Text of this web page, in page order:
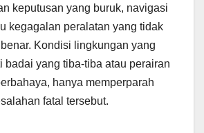
keputusan yang buruk, navigasi
kegagalan peralatan yang tidak
Kondisi lingkungan yang
badai yang tiba-tiba atau perairan
hanya memperparah
fatal tersebut.